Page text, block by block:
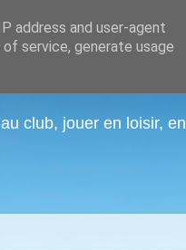
club, jouer en loisir,
address and user-agent
service, generate usage